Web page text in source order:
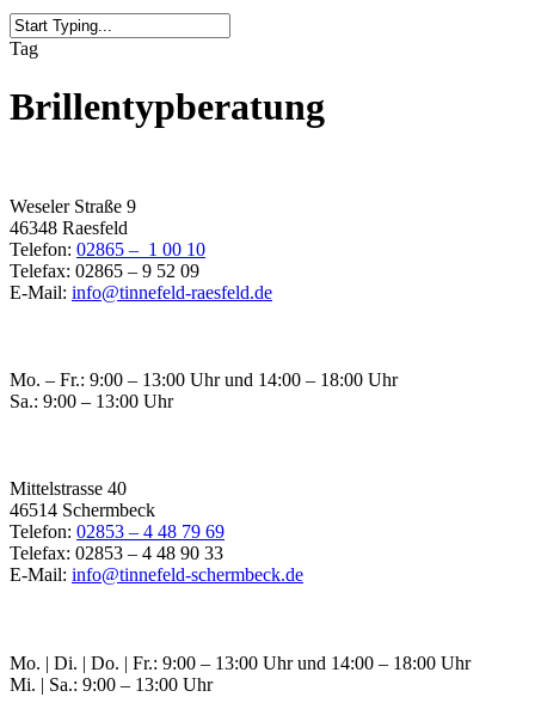
Tag
Brillentypberatung
Weseler Straße 9
46348 Raesfeld
Telefon: 02865 – 1 00 10
Telefax: 02865 – 9 52 09
E-Mail: info@tinnefeld-raesfeld.de
Mo. – Fr.: 9:00 – 13:00 Uhr und 14:00 – 18:00 Uhr
Sa.: 9:00 – 13:00 Uhr
Mittelstrasse 40
46514 Schermbeck
Telefon: 02853 – 4 48 79 69
Telefax: 02853 – 4 48 90 33
E-Mail: info@tinnefeld-schermbeck.de
Mo. | Di. | Do. | Fr.: 9:00 – 13:00 Uhr und 14:00 – 18:00 Uhr
Mi. | Sa.: 9:00 – 13:00 Uhr